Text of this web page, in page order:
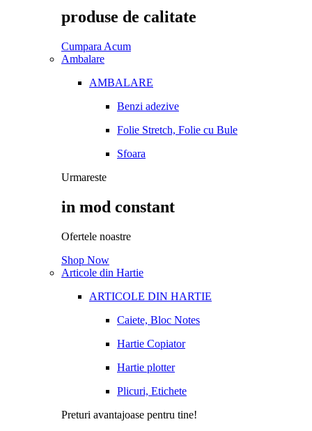
produse de calitate
Cumpara Acum
Ambalare
AMBALARE
Benzi adezive
Folie Stretch, Folie cu Bule
Sfoara
Urmareste
in mod constant
Ofertele noastre
Shop Now
Articole din Hartie
ARTICOLE DIN HARTIE
Caiete, Bloc Notes
Hartie Copiator
Hartie plotter
Plicuri, Etichete
Preturi avantajoase pentru tine!